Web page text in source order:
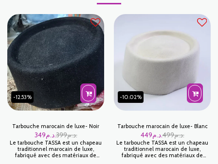
-12.53%
Tarbouche marocain de luxe- Noir
399 د.م. 349 د.م.
Le tarbouche TASSA est un chapeau
traditionnel marocain de luxe,
fabriqué avec des matériaux de
-10.02%
Tarbouche marocain de luxe- Blanc
499 د.م. 449 د.م.
Le tarbouche TASSA est un chapeau
traditionnel marocain de luxe,
fabriqué avec des matériaux de